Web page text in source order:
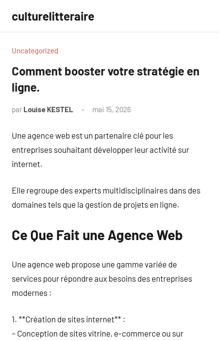
contenu
culturelitteraire
Uncategorized
Comment booster votre stratégie en
ligne.
par Louise KESTEL mai 15, 2026
Une agence web est un partenaire clé pour les
entreprises souhaitant développer leur activité sur
internet.
Elle regroupe des experts multidisciplinaires dans des
domaines tels que la gestion de projets en ligne.
Ce Que Fait une Agence Web
Une agence web propose une gamme variée de
services pour répondre aux besoins des entreprises
modernes :
1. **Création de sites internet** :
– Conception de sites vitrine, e-commerce ou sur